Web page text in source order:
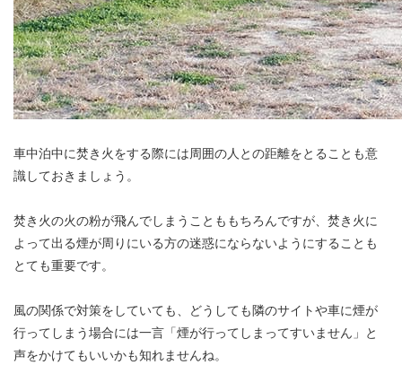
車中泊中に焚き火をする際には周囲の人との距離をとることも意
識しておきましょう。
焚き火の火の粉が飛んでしまうことももちろんですが、焚き火に
よって出る煙が周りにいる方の迷惑にならないようにすることも
とても重要です。
風の関係で対策をしていても、どうしても隣のサイトや車に煙が
行ってしまう場合には一言「煙が行ってしまってすいません」と
声をかけてもいいかも知れませんね。